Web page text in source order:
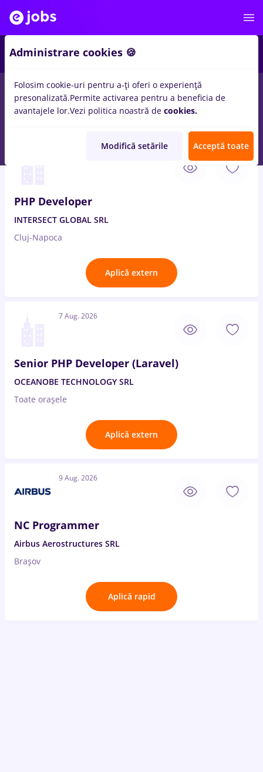
Salarii Remote (de acasă) București Cluj-
PHP Developer
INTERSECT GLOBAL SRL
Cluj-Napoca
Aplică extern
7 Aug. 2026
Senior PHP Developer (Laravel)
OCEANOBE TECHNOLOGY SRL
Toate oraşele
Aplică extern
9 Aug. 2026
NC Programmer
Airbus Aerostructures SRL
Brașov
Aplică rapid
Administrare cookies 🍪
Folosim cookie-uri pentru a-ți oferi o experiență
presonalizată.Permite activarea pentru a beneficia de
avantajele lor.Vezi politica noastră de cookies.
Modifică setările Acceptă toate